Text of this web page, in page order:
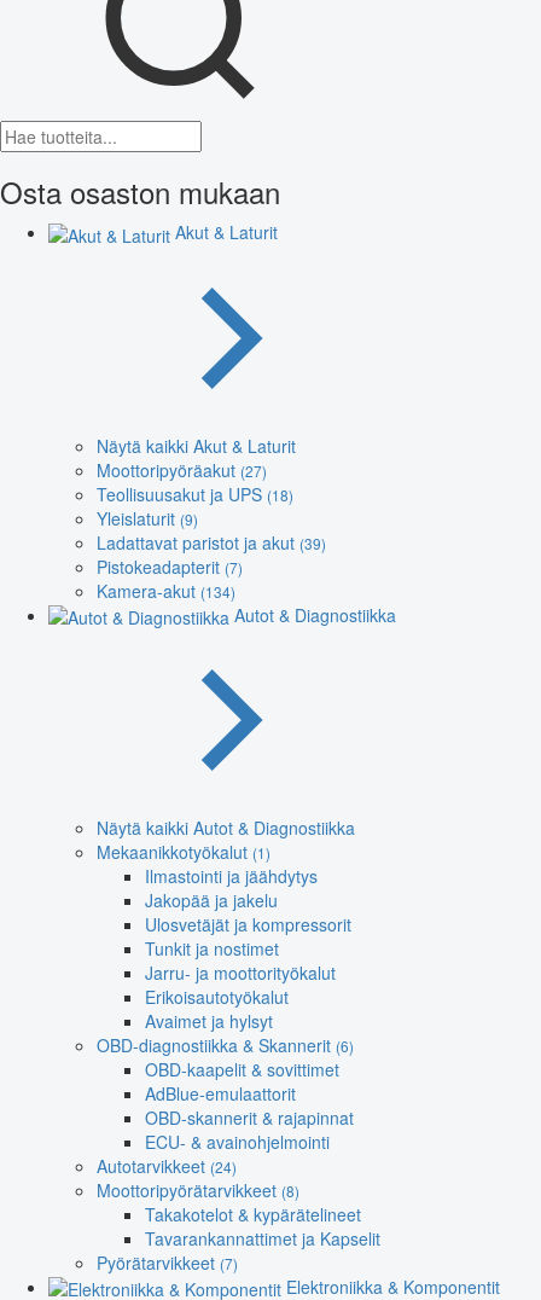
Osta osaston mukaan
Akut & Laturit
Näytä kaikki Akut & Laturit
Moottoripyöräakut (27)
Teollisuusakut ja UPS (18)
Yleislaturit (9)
Ladattavat paristot ja akut (39)
Pistokeadapterit (7)
Kamera-akut (134)
Autot & Diagnostiikka
Näytä kaikki Autot & Diagnostiikka
Mekaanikkotyökalut (1)
Ilmastointi ja jäähdytys
Jakopää ja jakelu
Ulosvetäjät ja kompressorit
Tunkit ja nostimet
Jarru- ja moottorityökalut
Erikoisautotyökalut
Avaimet ja hylsyt
OBD-diagnostiikka & Skannerit (6)
OBD-kaapelit & sovittimet
AdBlue-emulaattorit
OBD-skannerit & rajapinnat
ECU- & avainohjelmointi
Autotarvikkeet (24)
Moottoripyörätarvikkeet (8)
Takakotelot & kypärätelineet
Tavarankannattimet ja Kapselit
Pyörätarvikkeet (7)
Elektroniikka & Komponentit